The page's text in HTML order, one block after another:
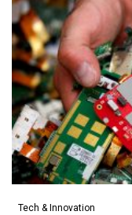
Tech & Innovation